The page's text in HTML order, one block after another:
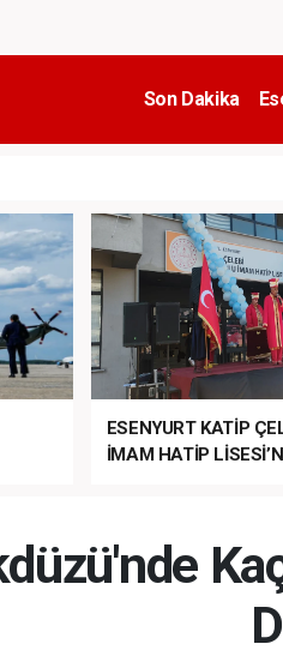
Son Dakika
ESENYURT KATİP
İMAM HATİP